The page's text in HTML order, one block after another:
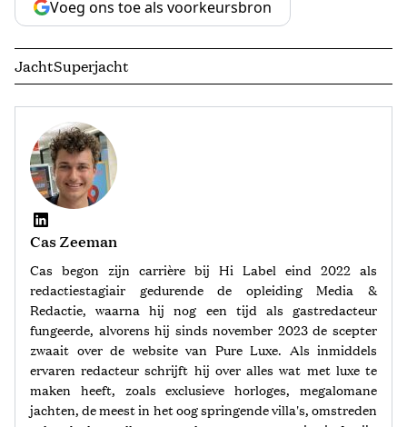
Voeg ons toe als voorkeursbron
JachtSuperjacht
Cas Zeeman
Cas begon zijn carrière bij Hi Label eind 2022 als
redactiestagiair gedurende de opleiding Media &
Redactie, waarna hij nog een tijd als gastredacteur
fungeerde, alvorens hij sinds november 2023 de scepter
zwaait over de website van Pure Luxe. Als inmiddels
ervaren redacteur schrijft hij over alles wat met luxe te
maken heeft, zoals exclusieve horloges, megalomane
jachten, de meest in het oog springende villa's, omstreden